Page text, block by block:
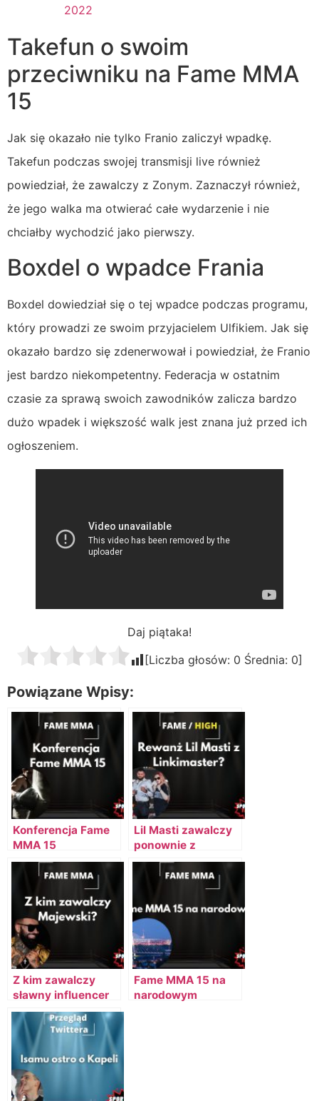
2022
Takefun o swoim
przeciwniku na Fame MMA
15
Jak się okazało nie tylko Franio zaliczył wpadkę.
Takefun podczas swojej transmisji live również
powiedział, że zawalczy z Zonym. Zaznaczył również,
że jego walka ma otwierać całe wydarzenie i nie
chciałby wychodzić jako pierwszy.
Boxdel o wpadce Frania
Boxdel dowiedział się o tej wpadce podczas programu,
który prowadzi ze swoim przyjacielem Ulfikiem. Jak się
okazało bardzo się zdenerwował i powiedział, że Franio
jest bardzo niekompetentny. Federacja w ostatnim
czasie za sprawą swoich zawodników zalicza bardzo
dużo wpadek i większość walk jest znana już przed ich
ogłoszeniem.
Daj piątaka!
[Liczba głosów: 0 Średnia: 0]
Powiązane Wpisy:
Konferencja Fame
MMA 15
Lil Masti zawalczy
ponownie z
Linkiewicz?
Z kim zawalczy
sławny influencer
Daniel Majewski?
Fame MMA 15 na
narodowym